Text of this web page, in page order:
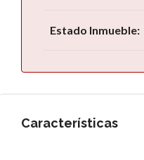
Estado Inmueble:
Características